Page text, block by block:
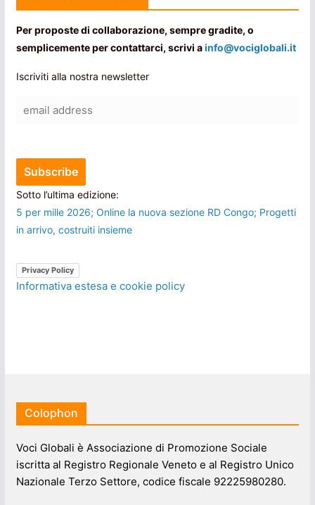
Per proposte di collaborazione, sempre gradite, o
semplicemente per contattarci, scrivi ainfo@vociglobali.it
Iscriviti alla nostra newsletter
Sotto l’ultima edizione:
5 per mille 2026; Online la nuova sezione RD Congo; Progetti
in arrivo, costruiti insieme
Privacy Policy
Informativa estesa e cookie policy
Colophon
Voci Globali è Associazione di Promozione Sociale
iscritta al Registro Regionale Veneto e al Registro Unico
Nazionale Terzo Settore, codice fiscale 92225980280.